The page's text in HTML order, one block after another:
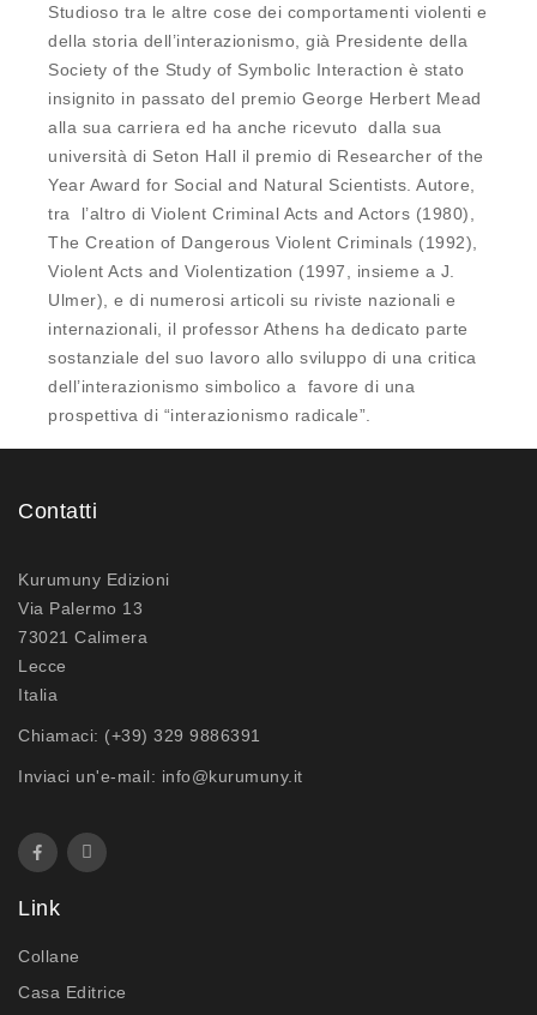
Studioso tra le altre cose dei comportamenti violenti e
della storia dell’interazionismo, già Presidente della
Society of the Study of Symbolic Interaction è stato
insignito in passato del premio George Herbert Mead
alla sua carriera ed ha anche ricevuto dalla sua
università di Seton Hall il premio di Researcher of the
Year Award for Social and Natural Scientists. Autore,
tra l’altro di Violent Criminal Acts and Actors (1980),
The Creation of Dangerous Violent Criminals (1992),
Violent Acts and Violentization (1997, insieme a J.
Ulmer), e di numerosi articoli su riviste nazionali e
internazionali, il professor Athens ha dedicato parte
sostanziale del suo lavoro allo sviluppo di una critica
dell’interazionismo simbolico a favore di una
prospettiva di “interazionismo radicale”.
Contatti
Kurumuny Edizioni
Via Palermo 13
73021 Calimera
Lecce
Italia
Chiamaci: (+39) 329 9886391
Inviaci un'e-mail: info@kurumuny.it
Link
Collane
Casa Editrice